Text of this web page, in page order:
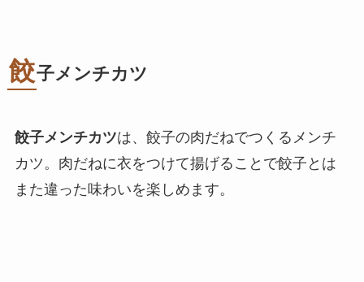
餃子メンチカツ
餃子メンチカツは、餃子の肉だねでつくるメンチ
カツ。肉だねに衣をつけて揚げることで餃子とは
また違った味わいを楽しめます。